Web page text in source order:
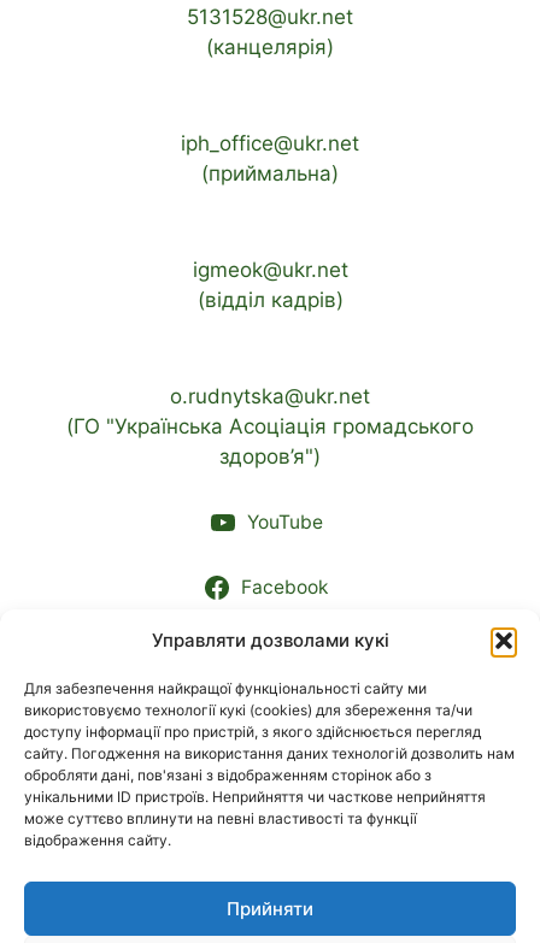
Управляти дозволами кукі
Для забезпечення найкращої функціональності сайту ми
використовуємо технології кукі (cookies) для збереження та/чи
доступу інформації про пристрій, з якого здійснюється перегляд
сайту. Погодження на використання даних технологій дозволить нам
обробляти дані, пов'язані з відображенням сторінок або з
унікальними ID пристроїв. Неприйняття чи часткове неприйняття
може суттєво вплинути на певні властивості та функції
відображення сайту.
Прийняти
5131528@ukr.net
(канцелярія)
iph_office@ukr.net
(приймальна)
igmeok@ukr.net
(відділ кадрів)
o.rudnytska@ukr.net
(ГО "Українська Асоціація громадського
здоров’я")
YouTube
Facebook
Контакти підрозділів
МОВА
Українська